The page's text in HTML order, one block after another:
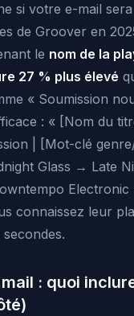
si votre e-mail
de Groover en
le nom de la
27 % plus élevé
« Soumission
: « [Nom du
| [Mot-clé
Glass → Late
Electronic
connaissez leur
: quoi